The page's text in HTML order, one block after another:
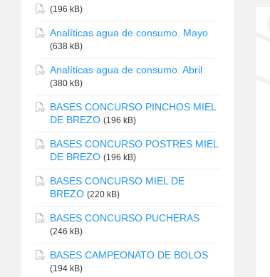
(196 kB)
Analíticas agua de consumo. Mayo
(638 kB)
Analíticas agua de consumo. Abril
(380 kB)
BASES CONCURSO PINCHOS MIEL
DE BREZO (196 kB)
BASES CONCURSO POSTRES MIEL
DE BREZO (196 kB)
BASES CONCURSO MIEL DE
BREZO (220 kB)
BASES CONCURSO PUCHERAS
(246 kB)
BASES CAMPEONATO DE BOLOS
(194 kB)